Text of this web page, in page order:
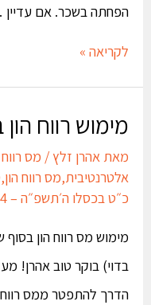
הפחתה בשכר. אם עדיין
לקריאה »
מימוש רווח
מאתאהרן זלץ/מס רווח
אלטרנטיבית,מס רווח הון,
כ״ט בכסלו ה׳תשפ״ה – 30/12/2024
מימוש מס רווח הון
בדוי) בוקר טוב אהרן!
הדרך להתפטר ממס